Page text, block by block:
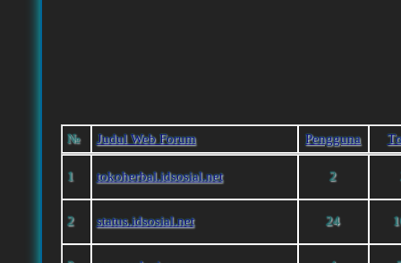
№ Judul Web Forum Pengguna
1 tokoherbal.idsosial.net 2
2 status.idsosial.net 24